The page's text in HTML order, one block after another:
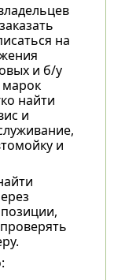
на
и б/у
марок
найти
и
и